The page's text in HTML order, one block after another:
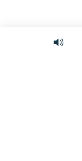
Интервју